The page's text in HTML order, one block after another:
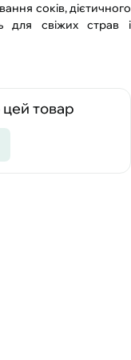
соків, дієтичного
для свіжих страв і
цей товар